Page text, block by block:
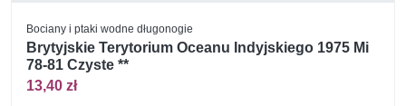
Bociany i ptaki wodne długonogie
Brytyjskie Terytorium Oceanu Indyjskiego 1975 Mi
78-81 Czyste **
13,40 zł